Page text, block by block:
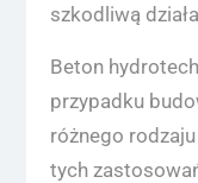
szkodliwą
Beton
przypadku
różnego
tych